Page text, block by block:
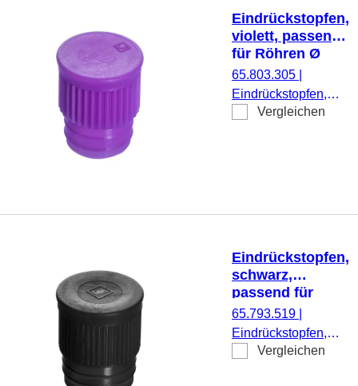
Eindrückstopfen,
violett, passend
für Röhren Ø
15,7 mm
65.803.305
Eindrückstopfen,
violett, passend für
Vergleichen
Eindrückstopfen,
schwarz,
passend für
Röhren Ø 16-17
mm
65.793.519
Eindrückstopfen,
schwarz, passend
Vergleichen